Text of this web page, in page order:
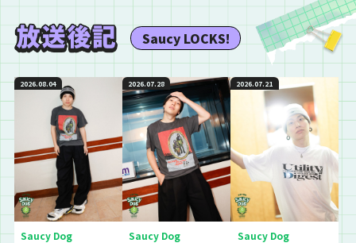
Saucy LOCKS!
2026.08.04
Saucy Dog
2026.07.28
Saucy Dog
2026.07.21
Saucy Dog